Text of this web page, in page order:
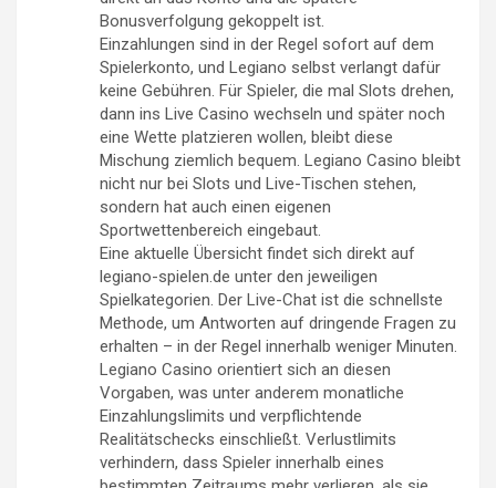
Bonusverfolgung gekoppelt ist.
Einzahlungen sind in der Regel sofort auf dem
Spielerkonto, und Legiano selbst verlangt dafür
keine Gebühren. Für Spieler, die mal Slots drehen,
dann ins Live Casino wechseln und später noch
eine Wette platzieren wollen, bleibt diese
Mischung ziemlich bequem. Legiano Casino bleibt
nicht nur bei Slots und Live-Tischen stehen,
sondern hat auch einen eigenen
Sportwettenbereich eingebaut.
Eine aktuelle Übersicht findet sich direkt auf
legiano-spielen.de unter den jeweiligen
Spielkategorien. Der Live-Chat ist die schnellste
Methode, um Antworten auf dringende Fragen zu
erhalten – in der Regel innerhalb weniger Minuten.
Legiano Casino orientiert sich an diesen
Vorgaben, was unter anderem monatliche
Einzahlungslimits und verpflichtende
Realitätschecks einschließt. Verlustlimits
verhindern, dass Spieler innerhalb eines